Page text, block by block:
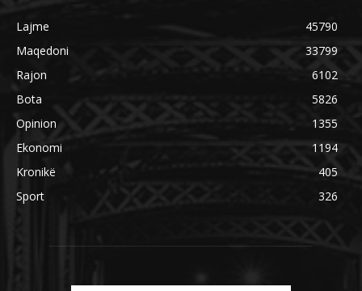
Lajme
45790
Maqedoni
33799
Rajon
6102
Bota
5826
Opinion
1355
Ekonomi
1194
Kronikë
405
Sport
326